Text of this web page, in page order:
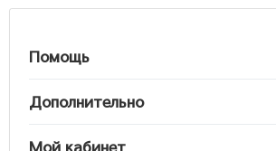
Помощь
Дополнительно
Мой кабинет